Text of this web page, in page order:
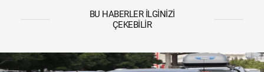
BU HABERLER İLGINIZI
ÇEKEBILIR